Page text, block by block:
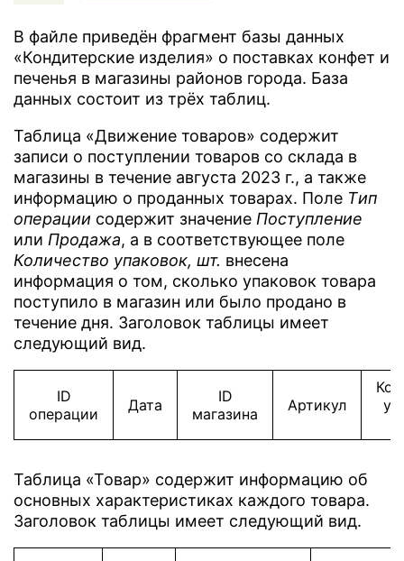
В файле приведён фрагмент базы данных
«Кондитерские изделия» о поставках конфет и
печенья в магазины районов города. База
данных состоит из трёх таблиц.
Таблица «Движение товаров» содержит
записи о поступлении товаров со склада в
магазины в течение августа 2023 г., а также
информацию о проданных товарах. Поле Tип
операции содержит значение Поступление
или Продажа, а в соответствующее поле
Количество упаковок, шт. внесена
информация о том, сколько упаковок товара
поступило в магазин или было продано в
течение дня. Заголовок таблицы имеет
следующий вид.
ID
операции
Дата
ID
магазина
Артикул
Таблица «Товар» содержит информацию об
основных характеристиках каждого товара.
Заголовок таблицы имеет следующий вид.